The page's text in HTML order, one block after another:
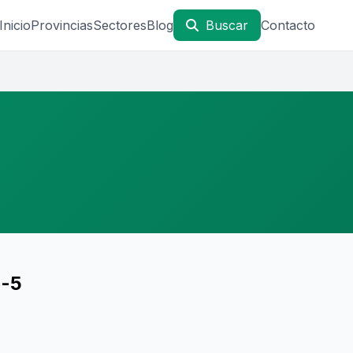
InicioProvinciasSectoresBlog Buscar Contacto
5